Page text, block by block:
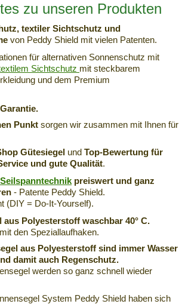
zu unseren Produkten
textiler Sichtschutz und
von Peddy Shield mit vielen Patenten.
für alternativen Sonnenschutz mit
Sichtschutz mit steckbarem
und dem Premium
Punkt sorgen wir zusammen mit Ihnen für
Gütesiegel und Top-Bewertung für
und gute Qualität.
preiswert und ganz
- Patente Peddy Shield.
(DIY = Do-It-Yourself).
aus Polyesterstoff waschbar 40° C.
den Speziallaufhaken.
aus Polyesterstoff sind immer Wasser
damit auch Regenschutz.
werden so ganz schnell wieder
System Peddy Shield haben sich